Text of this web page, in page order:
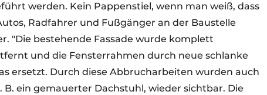
werden. Kein Pappenstiel, wenn man weiß, dass
Radfahrer und Fußgänger an der Baustelle
"Die bestehende Fassade wurde komplett
und die Fensterrahmen durch neue schlanke
ersetzt. Durch diese Abbrucharbeiten wurden auch
ein gemauerter Dachstuhl, wieder sichtbar. Die